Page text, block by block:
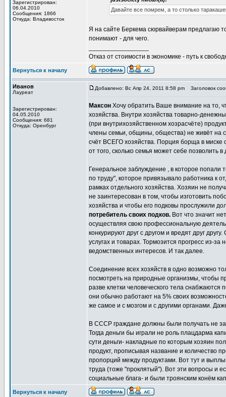
Зарегистрирован:
06.04.2010
Сообщения: 1866
Откуда: Владивосток
Давайте все помрем, а то столько
Я на сайте Беркема сюрвайверам предлагаю
понимают - для чего.
Отказ от стоимости в экономике - путь к
Вернуться к началу
Иванов
Лауреат
Зарегистрирован:
04.05.2010
Сообщения: 681
Откуда: Оренбург
Добавлено: Вс Апр 24, 2011 8:58 pm Заголовок
Максон Хочу обратить Ваше внимание на то,
хозяйства. Внутри хозяйства товарно-
(при внутрихозяйственном хозрасчёте)
члены семьи, общины, общества) не живёт на
счёт ВСЕГО хозяйства. Порция борща в миске
от того, сколько семья может себе позволить
Генеральное заблуждение , в которое попали
по труду", которое привязывало работника к
рамках отдельного хозяйства. Хозяин не
не заинтересован в том, чтобы изготовить
хозяйства и чтобы его подковы прослужили
потребитель своих подков. Вот что значит
осуществляя свою профессиональную
конкурируют друг с другом и вредят друг
услугах и товарах. Тормозится прогресс из-
ведомственных интересов. И так далее.
Соединение всех хозяйств в одно возможно
посмотреть на природные организмы, чтобы
разве клетки человеческого тела снабжаются
они обычно работают на 5% своих
же самое и с мозгом и с другими органами.
В СССР граждане должны были получать не
Тогда деньги бы играли не роль плацдарма
сути деньги- накладные по которым хозяин
продукт, прописывая название и количество
пропорций между продуктами. Вот тут и
труда (тоже "проклятый"). Вот эти вопросы и
социальные блага- и были троянским конём
Вернуться к началу